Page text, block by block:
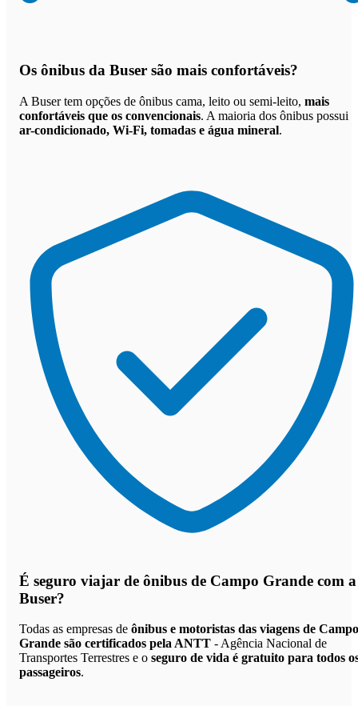
Os ônibus da Buser são mais confortáveis?
A Buser tem opções de ônibus cama, leito ou semi-leito, mais
confortáveis que os convencionais. A maioria dos ônibus possui
ar-condicionado, Wi-Fi, tomadas e água mineral.
É seguro viajar de ônibus de Campo Grande com a
Buser?
Todas as empresas de ônibus e motoristas das viagens de Campo
Grande são certificados pela ANTT - Agência Nacional de
Transportes Terrestres e o seguro de vida é gratuito para todos
passageiros.